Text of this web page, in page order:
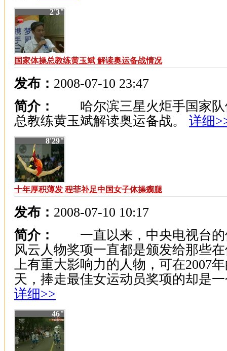
2'3"
国家体操总教练黄玉斌 解读奥运备战情况
发布： 2008-07-10 23:47
简介：
哈尔滨三星火炬手国家队
总教练黄玉斌解读奥运备战。 详细
8'29"
十年厚积薄发 程菲补足中国女子体操瘸腿
发布： 2008-07-10 10:17
简介：
一直以来，中央电视台的
风云人物奖项一直都是颁发给那些
上有重大影响力的人物，可在2007
天，捧走最佳女运动员奖项的却是
详细>>
46"